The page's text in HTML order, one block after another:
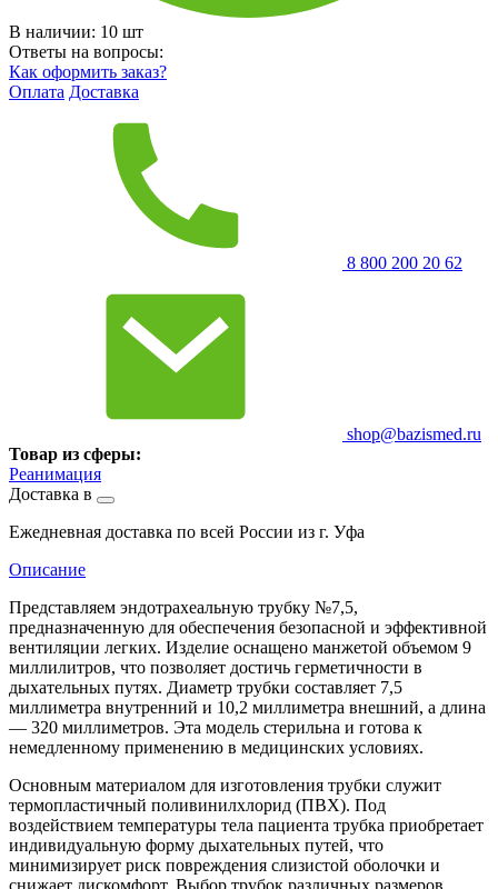
В наличии: 10 шт
Ответы на вопросы:
Как оформить заказ?
Оплата Доставка
8 800 200 20 62
shop@bazismed.ru
Товар из сферы:
Реанимация
Доставка в
Ежедневная доставка по всей России из г. Уфа
Описание
Представляем эндотрахеальную трубку №7,5,
предназначенную для обеспечения безопасной и эффективной
вентиляции легких. Изделие оснащено манжетой объемом 9
миллилитров, что позволяет достичь герметичности в
дыхательных путях. Диаметр трубки составляет 7,5
миллиметра внутренний и 10,2 миллиметра внешний, а длина
— 320 миллиметров. Эта модель стерильна и готова к
немедленному применению в медицинских условиях.
Основным материалом для изготовления трубки служит
термопластичный поливинилхлорид (ПВХ). Под
воздействием температуры тела пациента трубка приобретает
индивидуальную форму дыхательных путей, что
минимизирует риск повреждения слизистой оболочки и
снижает дискомфорт. Выбор трубок различных размеров,